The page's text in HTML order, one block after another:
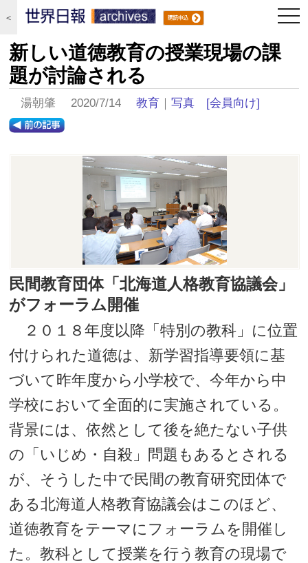
＜
新しい道徳教育の授業現場の課
題が討論される
湯朝肇 2020/7/14教育 ｜写真 [会員向け]
民間教育団体「北海道人格教育協議会」
がフォーラム開催
２０１８年度以降「特別の教科」に位置
付けられた道徳は、新学習指導要領に基
づいて昨年度から小学校で、今年から中
学校において全面的に実施されている。
背景には、依然として後を絶たない子供
の「いじめ・自殺」問題もあるとされる
が、そうした中で民間の教育研究団体で
ある北海道人格教育協議会はこのほど、
道徳教育をテーマにフォーラムを開催し
た。教科として授業を行う教育の現場で